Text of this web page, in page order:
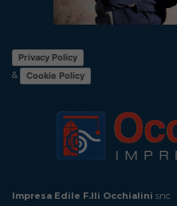
Privacy Policy
&
Cookie Policy
Impresa Edile F.lli Occhialini snc